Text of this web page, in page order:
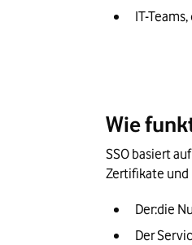
IT-
Wie
SSO basiert
Zertifikate und
Der:die
Der